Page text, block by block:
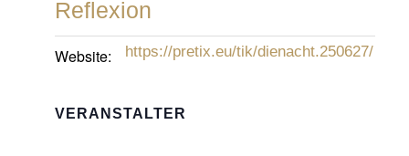
Reflexion
Website: https://pretix.eu/tik/dienacht.250627/
VERANSTALTER